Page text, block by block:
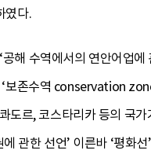
였다.
해 수역에서의 연안어업
보존수역 conservation
도르, 코스타리카 등의 국
관한 선언’ 이른바 ‘평화